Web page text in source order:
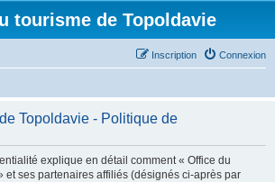
tourisme de Topoldavie
Connexion
Inscription
Topoldavie - Politique de
explique en détail comment « Office du
et ses partenaires affiliés (désignés ci-après par